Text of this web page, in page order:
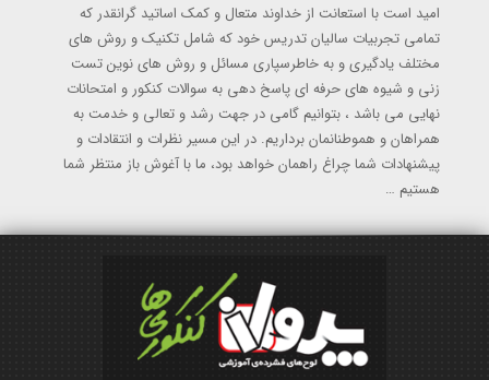
امید است با استعانت از خداوند متعال و کمک اساتید گرانقدر که
تمامی تجربیات سالیان تدریس خود که شامل تکنیک و روش های
مختلف یادگیری و به خاطرسپاری مسائل و روش های نوین تست
زنی و شیوه های حرفه ای پاسخ دهی به سوالات کنکور و امتحانات
نهایی می باشد ، بتوانیم گامی در جهت رشد و تعالی و خدمت به
همراهان و هموطنانمان برداریم. در این مسیر نظرات و انتقادات و
پیشنهادات شما چراغ راهمان خواهد بود، ما با آغوش باز منتظر شما
هستیم …